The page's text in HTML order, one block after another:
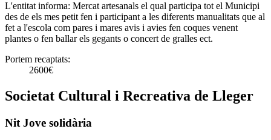
L'entitat informa: Mercat artesanals el qual participa tot el Municipi
des de els mes petit fen i participant a les diferents manualitats que al
fet a l'escola com pares i mares avis i avies fen coques venent
plantes o fen ballar els gegants o concert de gralles ect.
Portem recaptats:
2600€
Societat Cultural i Recreativa de Lleger
Nit Jove solidària